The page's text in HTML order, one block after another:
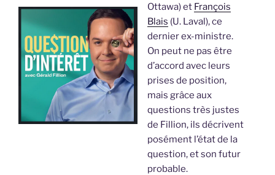
Ottawa) et François
Blais (U. Laval), ce
dernier ex-ministre.
On peut ne pas être
d’accord avec leurs
prises de position,
mais grâce aux
questions très justes
de Fillion, ils décrivent
posément l’état de la
question, et son futur
probable.